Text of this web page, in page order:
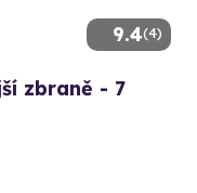
9.4(4)
zbraně - 7